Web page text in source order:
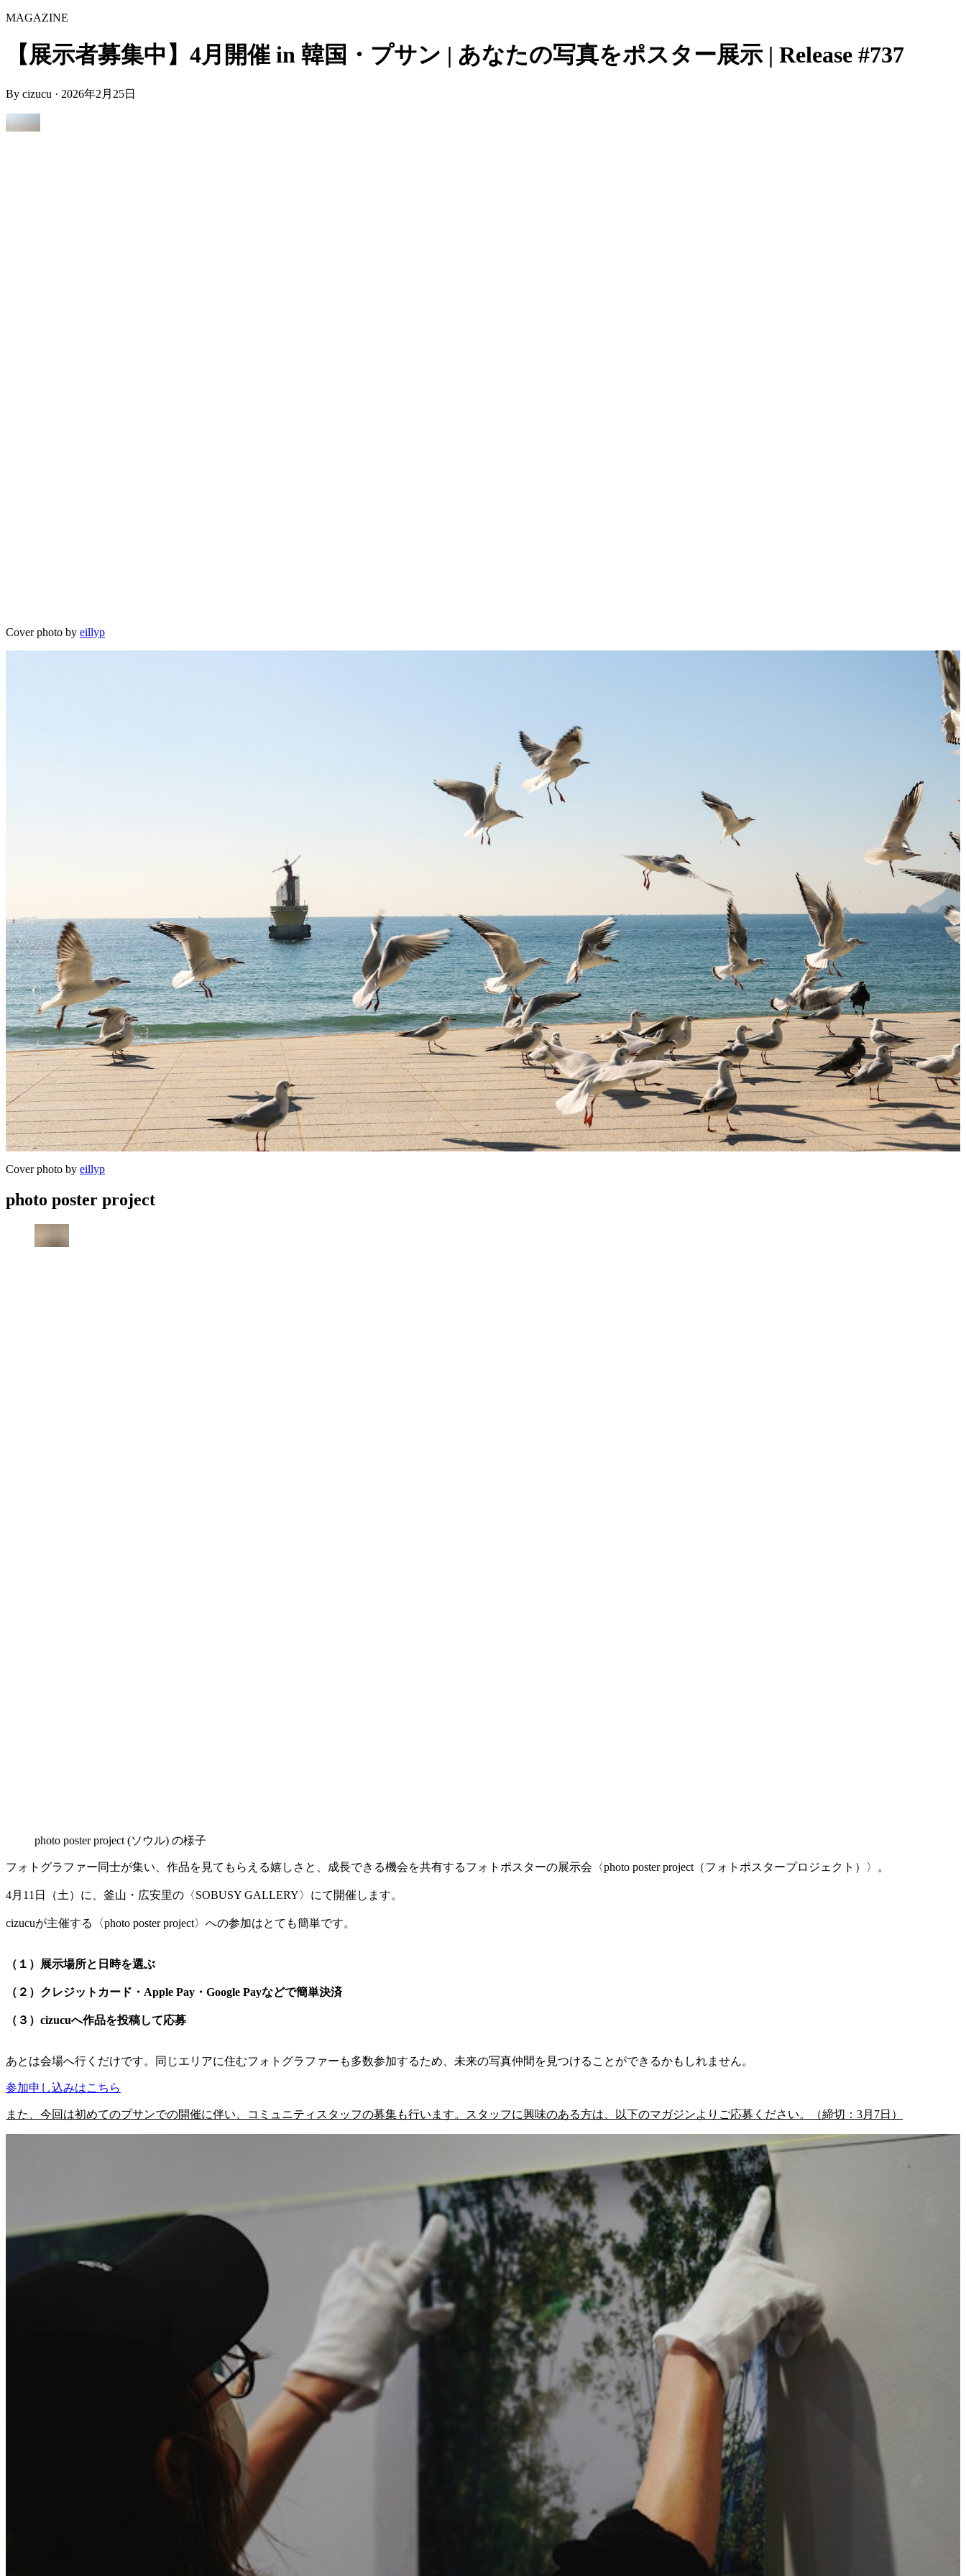
MAGAZINE
【展示者募集中】4月開催 in 韓国・プサン | あなたの写真をポスター展示 | Release #737
By cizucu · 2026年2月25日
Cover photo by eillyp
Cover photo by eillyp
photo poster project
photo poster project (ソウル) の様子
フォトグラファー同士が集い、作品を見てもらえる嬉しさと、成長できる機会を共有するフォトポスターの展示会〈photo poster project（フォトポスタープロジェクト）〉。
4月11日（土）に、釜山・広安里の〈SOBUSY GALLERY〉にて開催します。
cizucuが主催する〈photo poster project〉への参加はとても簡単です。
（１）展示場所と日時を選ぶ
（２）クレジットカード・Apple Pay・Google Payなどで簡単決済
（３）cizucuへ作品を投稿して応募
あとは会場へ行くだけです。同じエリアに住むフォトグラファーも多数参加するため、未来の写真仲間を見つけることができるかもしれません。
参加申し込みはこちら
また、今回は初めてのプサンでの開催に伴い、コミュニティスタッフの募集も行います。スタッフに興味のある方は、以下のマガジンよりご応募ください。（締切：3月7日）